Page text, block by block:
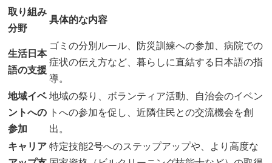
取り組み
分野
具体的な内容
生活日本
語の支援
ゴミの分別ルール、防災訓練への参加、病院での
症状の伝え方など、暮らしに直結する日本語の指
導。
地域イベ
ントへの
参加
地域の祭り、ボランティア活動、自治会のイベン
トへの参加を促し、近隣住民との交流機会を創
出。
キャリア 特定技能2号へのステップアップや、より高度な